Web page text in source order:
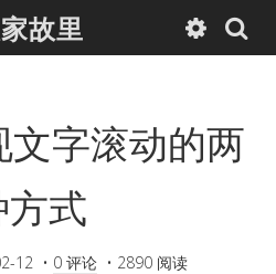
故里
字滚动的两
式
12 • 0 评论 • 2890 阅读